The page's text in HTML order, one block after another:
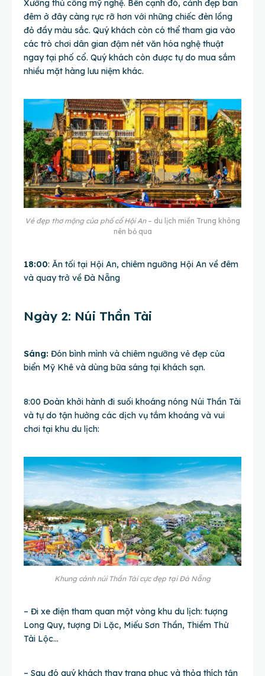
Xưởng thủ công mỹ nghệ. Bên cạnh đó, cảnh đẹp ban
đêm ở đây càng rực rỡ hơn với những chiếc đèn lồng
đỏ đầy màu sắc. Quý khách còn có thể tham gia vào
các trò chơi dân gian đậm nét văn hóa nghệ thuật
ngay tại phố cổ. Quý khách còn được tự do mua sắm
nhiều mặt hàng lưu niệm khác.
Vẻ đẹp thơ mộng của phố cổ Hội An– du lịch miền Trung không
nên bỏ qua
18:00: Ăn tối tại Hội An, chiêm ngưỡng Hội An về đêm
và quay trở về Đà Nẵng
Ngày 2: Núi Thần Tài
Sáng: Đón bình mình và chiêm ngưỡng vẻ đẹp của
biển Mỹ Khê và dùng bữa sáng tại khách sạn.
8:00 Đoàn khởi hành đi suối khoáng nóng Núi Thần Tài
và tự do tận hưởng các dịch vụ tắm khoáng và vui
chơi tại khu du lịch:
Khung cảnh núi Thần Tài cực đẹp tại Đà Nẵng
– Đi xe điện tham quan một vòng khu du lịch: tượng
Long Quy, tượng Di Lặc, Miếu Sơn Thần, Thiềm Thừ
Tài Lộc…
– Sau đó quý khách thay trang phục và thỏa thích tận